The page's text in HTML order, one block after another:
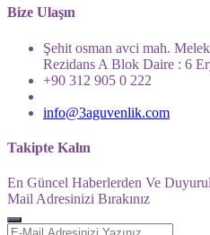
Bize Ulaşın
Şehit osman avci mah.
Rezidans A Blok Daire : 6
+90 312 905 0 222
info@3aguvenlik.com
Takipte Kalın
En Güncel Haberlerden Ve
Mail Adresinizi Bırakınız